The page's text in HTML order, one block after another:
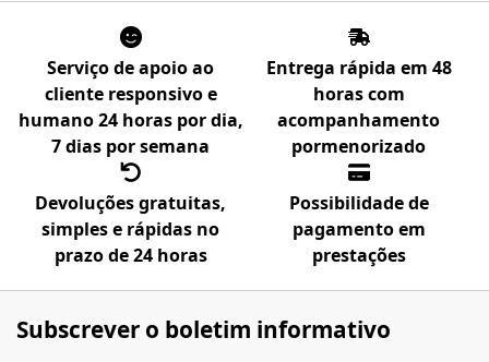
Serviço de apoio ao
cliente responsivo e
humano 24 horas por dia,
7 dias por semana
Entrega rápida em 48
horas com
acompanhamento
pormenorizado
Devoluções gratuitas,
simples e rápidas no
prazo de 24 horas
Possibilidade de
pagamento em
prestações
Subscrever o boletim informativo